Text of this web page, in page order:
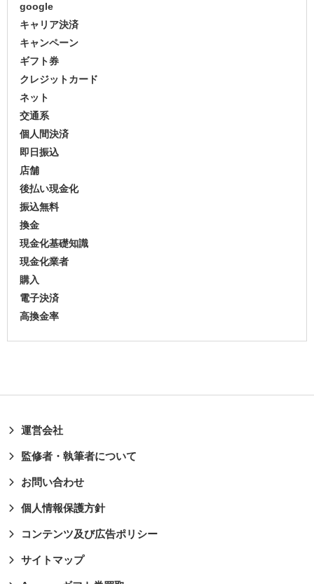
google
キャリア決済
キャンペーン
ギフト券
クレジットカード
ネット
交通系
個人間決済
即日振込
店舗
後払い現金化
振込無料
換金
現金化基礎知識
現金化業者
購入
電子決済
高換金率
運営会社
監修者・執筆者について
お問い合わせ
個人情報保護方針
コンテンツ及び広告ポリシー
サイトマップ